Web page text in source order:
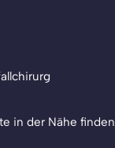
in der Nähe finden